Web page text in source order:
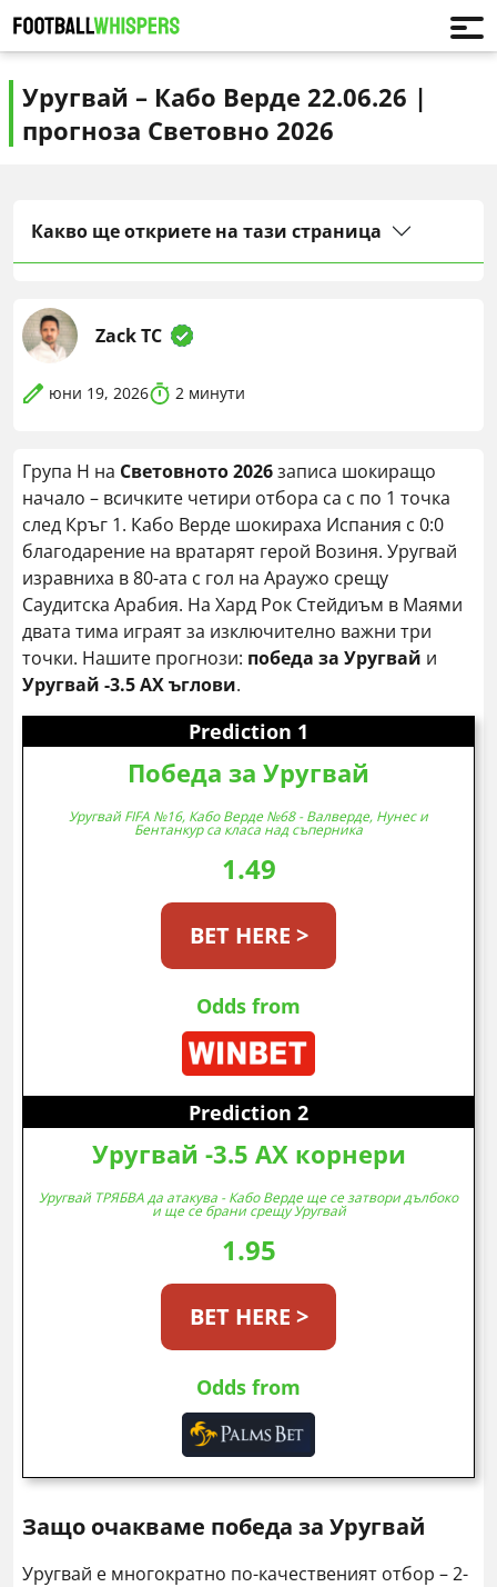
Уругвай – Кабо Верде 22.06.26 |
прогноза Световно 2026
Какво ще откриете на тази страница
Zack TC
юни 19, 2026 2 минути
Група H на Световното 2026записа шокиращо
начало – всичките четири отбора са с по 1 точка
след Кръг 1. Кабо Верде шокираха Испания с 0:0
благодарение на вратарят герой Возиня. Уругвай
изравниха в 80-ата с гол на Араужо срещу
Саудитска Арабия. На Хард Рок Стейдиъм в Маями
двата тима играят за изключително важни три
точки. Нашите прогнози: победа за Уругвай и
Уругвай -3.5 АХ ъглови.
Prediction 1
Победа за Уругвай
Уругвай FIFA №16, Кабо Верде №68 - Валверде, Нунес и
Бентанкур са класа над съперника
1.49
BET HERE >
Odds from
Prediction 2
Уругвай -3.5 АХ корнери
Уругвай ТРЯБВА да атакува - Кабо Верде ще се затвори дълбоко
и ще се брани срещу Уругвай
1.95
BET HERE >
Odds from
Защо очакваме победа за Уругвай
Уругвай е многократно по-качественият отбор – 2-